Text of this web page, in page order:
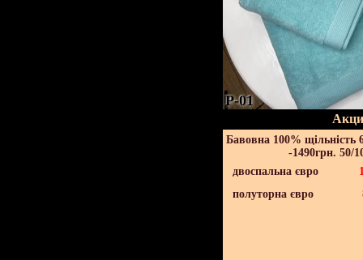
P-01
Бавовна 100% щільність
-1490грн. 50/
двоспальна євро
полуторна євро